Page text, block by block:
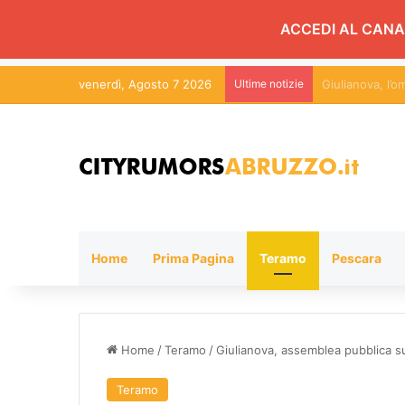
ACCEDI AL
venerdì, Agosto 7 2026 Ultime notizie Roseto
Home Prima Pagina Teramo Pescara
Home /Teramo /Giulianova, assemblea pubblica
Teramo